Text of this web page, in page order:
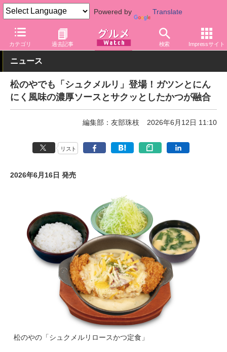
Powered by Translate
カテゴリ 過去記事 検索 Impressサイト
グルメ Watch 店舗 丼もの 松屋
ニュース
松のやでも「シュクメルリ」登場！ガツンとにん
にく風味の濃厚ソースとサクッとしたかつが融合
編集部：友部珠枝 2026年6月12日 11:10
リスト
2026年6月16日 発売
松のやの「シュクメルリロースかつ定食」